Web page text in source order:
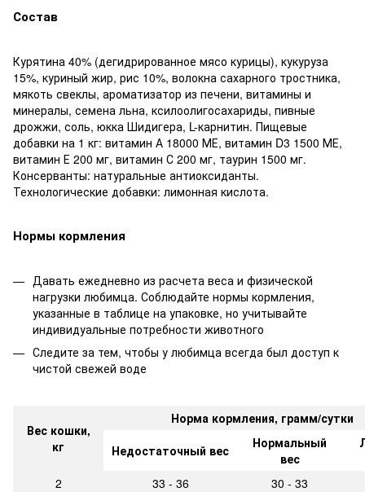
Состав
Курятина 40% (дегидрированное мясо курицы), кукуруза
15%, куриный жир, рис 10%, волокна сахарного тростника,
мякоть свеклы, ароматизатор из печени, витамины и
минералы, семена льна, ксилоолигосахариды, пивные
дрожжи, соль, юкка Шидигера, L-карнитин. Пищевые
добавки на 1 кг: витамин А 18000 МЕ, витамин D3 1500 МЕ,
витамин Е 200 мг, витамин С 200 мг, таурин 1500 мг.
Консерванты: натуральные антиоксиданты.
Технологические добавки: лимонная кислота.
Нормы кормления
Давать ежедневно из расчета веса и физической
нагрузки любимца. Соблюдайте нормы кормления,
указанные в таблице на упаковке, но учитывайте
индивидуальные потребности животного
Следите за тем, чтобы у любимца всегда был доступ к
чистой свежей воде
Вес кошки,
кг
Норма кормления, грамм/сутки
Недостаточный вес
Нормальный
вес
2 33 - 36
30 - 33